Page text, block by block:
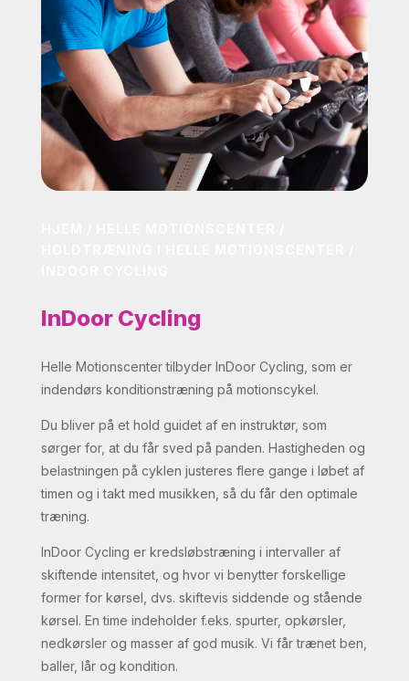
InDoor Cycling
Helle Motionscenter tilbyder InDoor Cycling, som er
indendørs konditionstræning på motionscykel.
Du bliver på et hold guidet af en instruktør, som
sørger for, at du får sved på panden. Hastigheden og
belastningen på cyklen justeres flere gange i løbet af
timen og i takt med musikken, så du får den optimale
træning.
InDoor Cycling er kredsløbstræning i intervaller af
skiftende intensitet, og hvor vi benytter forskellige
former for kørsel, dvs. skiftevis siddende og stående
kørsel. En time indeholder f.eks. spurter, opkørsler,
nedkørsler og masser af god musik. Vi får trænet ben,
baller, lår og kondition.